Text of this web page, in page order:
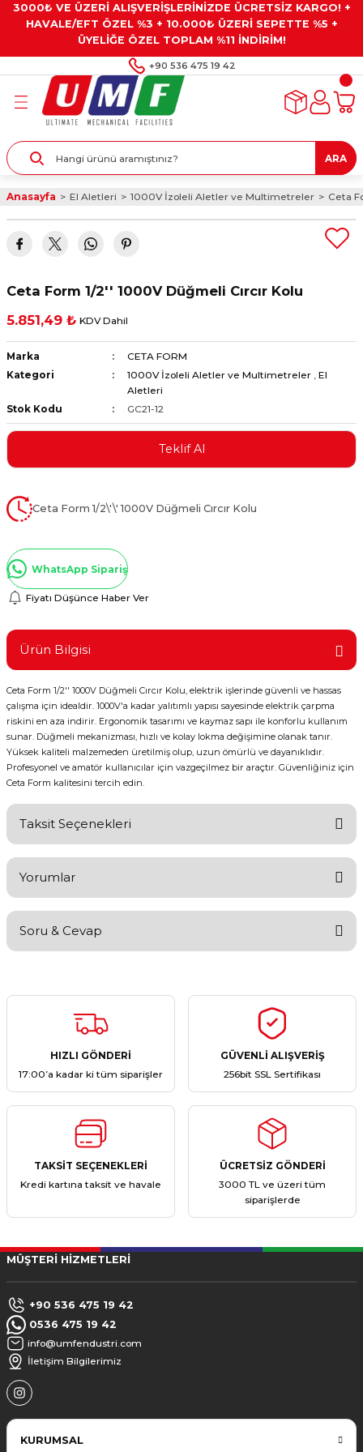
3000₺ VE ÜZERİ ALIŞVERİŞLERİNİZDE ÜCRETSİZ KARGO! +
HAVALE/EFT ÖZEL %3 + 10.000₺ ÜZERİ SEPETTE %5 +
ÜYELİĞE ÖZEL TOPLAM %11 İNDİRİM!
+90 536 475 19 42
Geri Dön
Kaplamalar
Geri Dön
Geri Dön
Gresler
Geri Dön
ve Alet Setleri
ve Multimetreler
ve Penseler
Geri Dön
Taşları ve
ARA
Anasayfa El Aletleri 1000V İzoleli Aletler ve Multimetreler Ceta
Ceta Form 1/2'' 1000V Düğmeli Cırcır Kolu
5.851,49 ₺ KDV Dahil
Marka
CETA FORM
Kategori
1000V İzoleli Aletler ve Multimetreler , El
Aletleri
Stok Kodu
GC21-12
Teklif Al
Ceta Form 1/2\'\' 1000V Düğmeli Cırcır Kolu
WhatsApp Sipariş
Fiyatı Düşünce Haber Ver
Ürün Bilgisi
Ceta Form 1/2'' 1000V Düğmeli Cırcır Kolu, elektrik işlerinde güvenli ve hassas
çalışma için idealdir. 1000V'a kadar yalıtımlı yapısı sayesinde elektrik çarpma
riskini en aza indirir. Ergonomik tasarımı ve kaymaz sapı ile konforlu kullanım
sunar. Düğmeli mekanizması, hızlı ve kolay lokma değişimine olanak tanır.
Yüksek kaliteli malzemeden üretilmiş olup, uzun ömürlü ve dayanıklıdır.
Profesyonel ve amatör kullanıcılar için vazgeçilmez bir araçtır. Güvenliğiniz için
Ceta Form kalitesini tercih edin.
Taksit Seçenekleri
Yorumlar
Yorum Yaz
Soru & Cevap
Ürün hakkında henüz soru sorulmamış.
HIZLI GÖNDERİ
17:00’a kadar ki tüm siparişler
GÜVENLİ ALIŞVERİŞ
256bit SSL Sertifikası
TAKSİT SEÇENEKLERİ
Kredi kartına taksit ve havale
ÜCRETSİZ GÖNDERİ
3000 TL ve üzeri tüm
siparişlerde
MÜŞTERİ HİZMETLERİ
+90 536 475 19 42
0536 475 19 42
info@umfendustri.com
İletişim Bilgilerimiz
KURUMSAL